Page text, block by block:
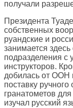
получали
Президента
собственных
руандские и
занимается
подразделения с
инструкторов.
добилась от ООН
поставку
гранатометов
изучал русский